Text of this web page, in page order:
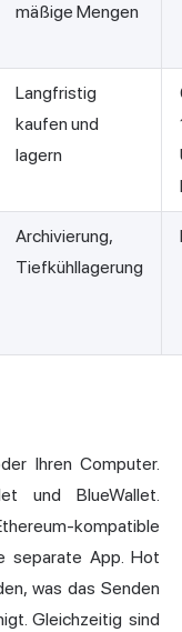
mäßige Mengen
Langfristig
kaufen und
lagern
Archivierung,
Tiefkühllagerung
Ihren Computer.
und BlueWallet.
kompatible
separate App. Hot
was das Senden
Gleichzeitig sind